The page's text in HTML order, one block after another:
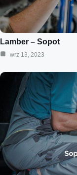
Lamber – Sopot
wrz 13, 2023